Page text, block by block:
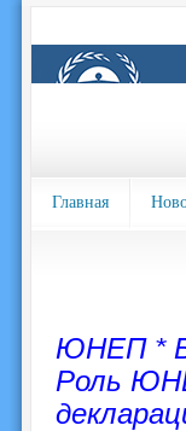
Главная
ЮНЕП *
Роль